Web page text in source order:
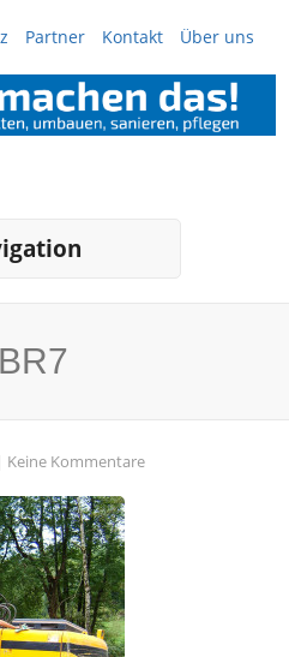
Partner Kontakt Über uns
Keine Kommentare